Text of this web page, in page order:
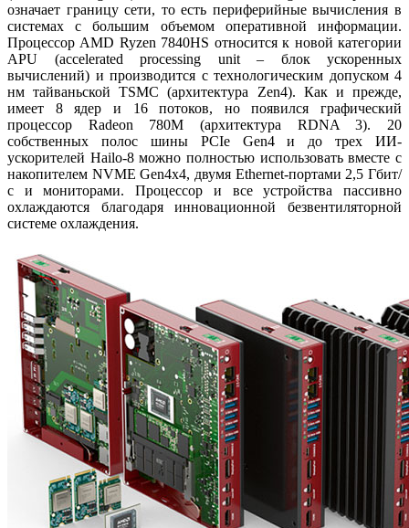
означает границу сети, то есть периферийные вычисления в
системах с большим объемом оперативной информации.
Процессор AMD Ryzen 7840HS относится к новой категории
APU (accelerated processing unit – блок ускоренных
вычислений) и производится с технологическим допуском 4
нм тайваньской TSMC (архитектура Zen4). Как и прежде,
имеет 8 ядер и 16 потоков, но появился графический
процессор Radeon 780M (архитектура RDNA 3). 20
собственных полос ши­ны PCIe Gen4 и до трех ИИ-
ускорителей Hailo‑8 можно полностью использовать вместе с
накопителем NVME Gen4x4, двумя Ethernet-портами 2,5 Гбит/
с и мониторами. Процессор и все устройства пассивно
охлаждаются благодаря инновационной безвентиляторной
системе охлаждения.